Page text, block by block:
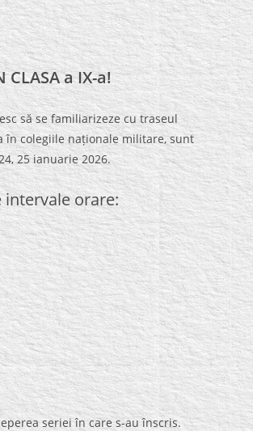
CLASA a IX-a!
să se familiarizeze cu traseul
colegiile naționale militare, sunt
25 ianuarie 2026.
orare:
seriei în care s-au înscris.